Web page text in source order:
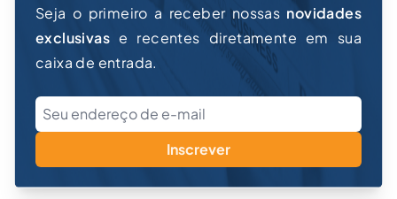
Seja o primeiro a receber nossas novidades
exclusivas e recentes diretamente em sua
caixa de entrada.
Inscrever